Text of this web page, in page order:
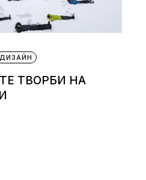
ДИЗАЙН
ТВОРБИ НА